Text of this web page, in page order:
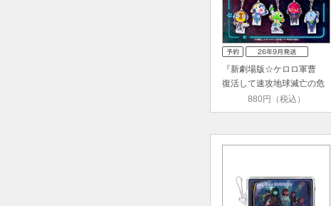
『新劇場版☆ケロロ軍曹
復活して速攻地球滅亡の危
880円（税込）